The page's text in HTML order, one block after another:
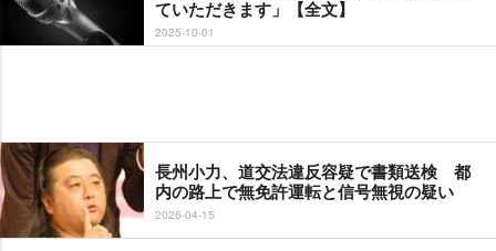
ていただきます」【全文】
2025-10-01
長州小力、道交法違反容疑で書類送検 都
内の路上で無免許運転と信号無視の疑い
2026-04-15